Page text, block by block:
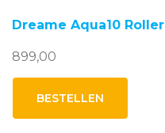
Dreame Aqua10 Roller
899,00
BESTELLEN